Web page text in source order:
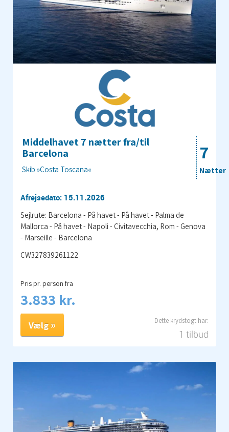
7
Nætter
Middelhavet 7 nætter fra/til
Barcelona
Skib »Costa Toscana«
Afrejsedato: 15.11.2026
Sejlrute: Barcelona - På havet - På havet - Palma de
Mallorca - På havet - Napoli - Civitavecchia, Rom - Genova
- Marseille - Barcelona
CW327839261122
Pris pr. person fra
3.833 kr.
1 tilbud
Vælg